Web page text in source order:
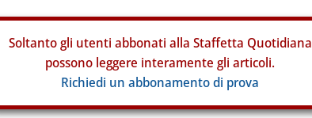
Soltanto gli utenti abbonati alla Staffetta Quotidiana
possono leggere interamente gli articoli.
Richiedi un abbonamento di prova